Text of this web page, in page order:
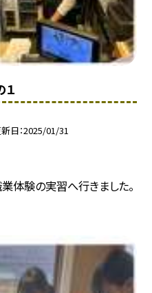
１
日 2025/01/31
業体験の実習へ行きました。